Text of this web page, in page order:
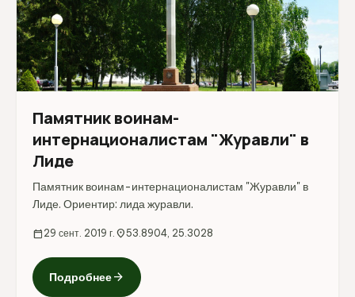
Памятник воинам-
интернационалистам "Журавли" в
Лиде
Памятник воинам-интернационалистам "Журавли" в
Лиде. Ориентир: лида журавли.
calendar_today 29 сент. 2019 г. location_on53.8904, 25.3028
Подробнееarrow_forward